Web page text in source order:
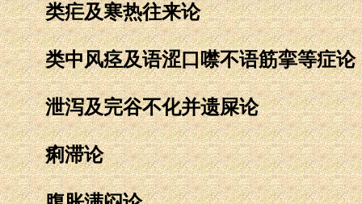
类疟及寒热往来论
类中风痉及语涩口噤不语筋挛等症论
泄泻及完谷不化并遗屎论
痢滞论